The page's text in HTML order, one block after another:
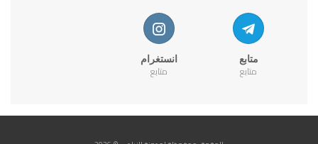
متابع
متابع
انستغرام
متابع